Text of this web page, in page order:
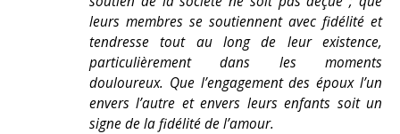
leurs membres se soutiennent avec fidélité et
tendresse tout au long de leur existence,
particulièrement dans les moments
douloureux. Que l’engagement des époux l’un
envers l’autre et envers leurs enfants soit un
signe de la fidélité de l’amour.